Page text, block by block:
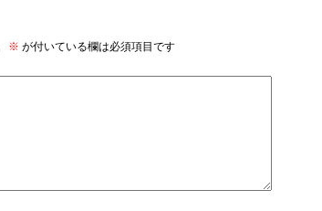
※ が付いている欄は必須項目です